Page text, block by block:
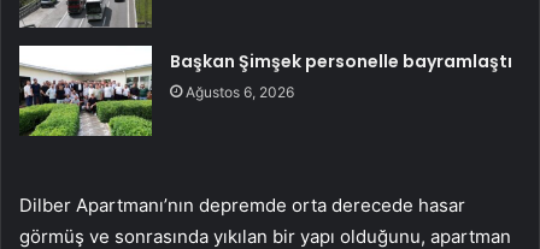
Başkan Şimşek personelle bayramlaştı
Ağustos 6, 2026
Dilber Apartmanı’nın depremde orta derecede hasar
görmüş ve sonrasında yıkılan bir yapı olduğunu, apartman